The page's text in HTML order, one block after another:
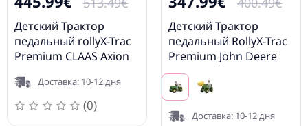
Детский Трактор
педальный rollyX-Trac
Premium CLAAS Axion
скорости и тормоз
651122 (3-10 лет)
Доставка: 10-12 дня
(0)
Детский Трактор
педальный RollyX-Trac
Premium John Deere
8400R (3 - 10 лет)
Доставка: 10-12 дня